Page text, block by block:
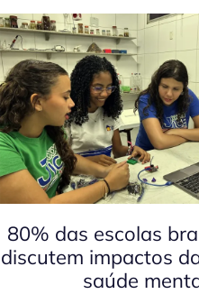
80% das escolas
discutem impactos
saúde